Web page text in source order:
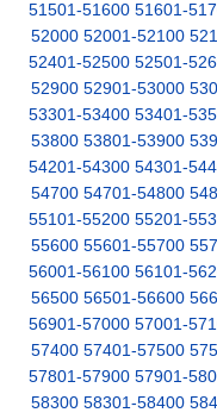
51501-51600 51601-
52000 52001-52100
52401-52500 52501-
52900 52901-53000
53301-53400 53401-
53800 53801-53900
54201-54300 54301-
54700 54701-54800
55101-55200 55201-
55600 55601-55700
56001-56100 56101-
56500 56501-56600
56901-57000 57001-
57400 57401-57500
57801-57900 57901-
58300 58301-58400